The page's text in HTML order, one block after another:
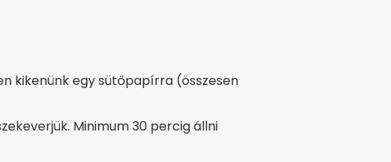
kikenünk egy sütőpapírra (összesen
Minimum 30 percig állni